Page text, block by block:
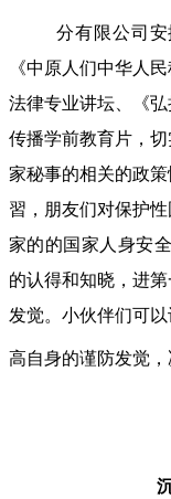
分有限公司
《中原人们中华人
法律专业讲坛、《
传播学前教育片，
家秘事的相关的政
習，朋友们对保护
家的的国家人身安
的认得和知晓，进
发觉。小伙伴们可
高自身的谨防发觉，